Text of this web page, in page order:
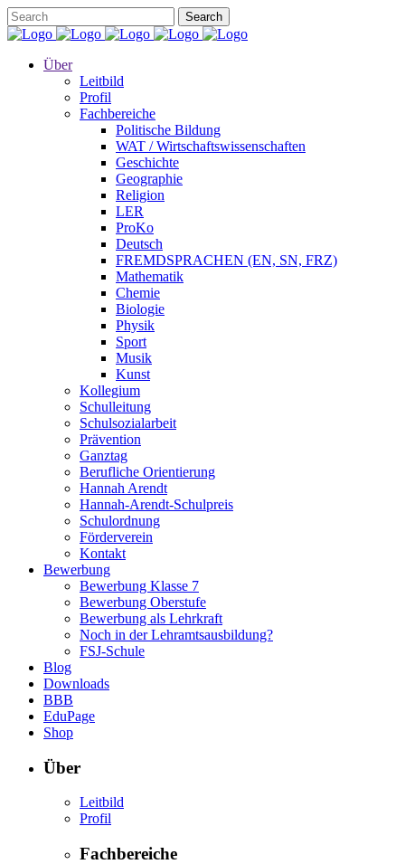
Über
Leitbild
Profil
Fachbereiche
Politische Bildung
WAT / Wirtschaftswissenschaften
Geschichte
Geographie
Religion
LER
ProKo
Deutsch
FREMDSPRACHEN (EN, SN, FRZ)
Mathematik
Chemie
Biologie
Physik
Sport
Musik
Kunst
Kollegium
Schulleitung
Schulsozialarbeit
Prävention
Ganztag
Berufliche Orientierung
Hannah Arendt
Hannah-Arendt-Schulpreis
Schulordnung
Förderverein
Kontakt
Bewerbung
Bewerbung Klasse 7
Bewerbung Oberstufe
Bewerbung als Lehrkraft
Noch in der Lehramtsausbildung?
FSJ-Schule
Blog
Downloads
BBB
EduPage
Shop
Über
Leitbild
Profil
Fachbereiche